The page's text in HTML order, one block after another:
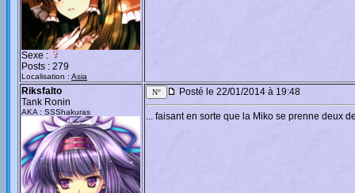
Sexe :
Posts : 279
Localisation : Asia
Riksfalto
Tank Ronin
AKA : SSShakuras
Posté le 22/01/2014 à 19:48
... faisant en sorte que la Miko se prenne deux